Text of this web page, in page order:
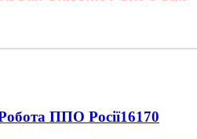
ППО Росії16170